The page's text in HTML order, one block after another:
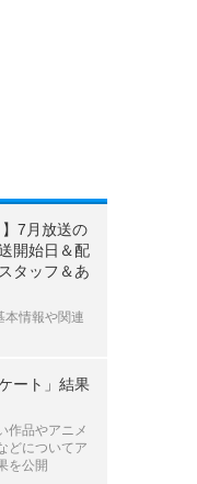
】7月放送の
開始日＆配
タッフ＆あ
本情報や関連
ート」結果
作品やアニメ
どについてア
を公開